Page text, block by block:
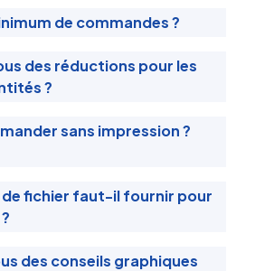
de commandes ?
des réductions pour les
?
sans impression ?
fichier faut-il fournir pour
des conseils graphiques